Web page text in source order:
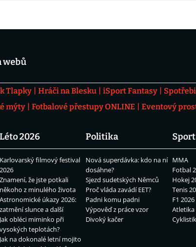
webů
Tlapky Hráči na Blesku iSport Fantasy
mýty
Fotbalové přestupy ONLINE Eventový
Léto 2026
Karlovarský filmový festival
2026
Znamení, že jste potkali
někoho z minulého života
Astronomické úkazy 2026:
zatmění slunce a další
Jak obléci miminko při
vysokých teplotách?
Jak na dokonalé letní mojito
Politika
Nová superdávka: kdo na ní
dosáhne?
Sjezd sudetských Němců
Proč vláda zavádí EET?
Padni komu padni
Výpověď z práce vzor
Divoký kačer
MMA
Fotbal
Hokej
Tenis
F1 2026
Atletika